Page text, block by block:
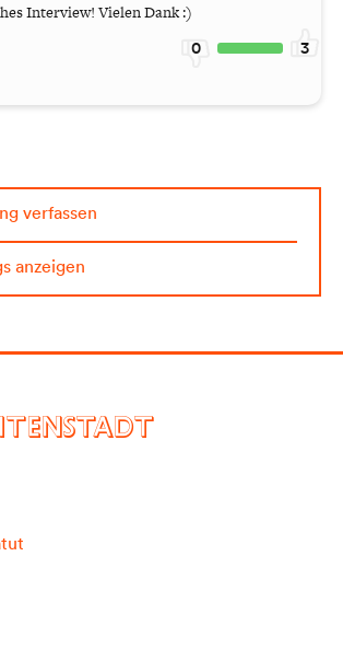
Interview! Vielen Dank :)
0 3
verfassen
anzeigen